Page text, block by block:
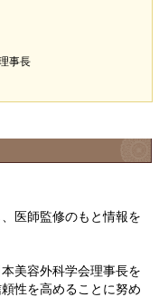
事長
医師監修のもと情報を
美容外科学会理事長を
性を高めることに努め